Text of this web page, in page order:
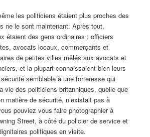
les politiciens étaient plus proches des
ne le sont maintenant. Après tout,
étaient des gens ordinaires : officiers
avocats locaux, commerçants et
de petites villes mêlés aux avocats et
et la plupart connaissaient bien leurs
semblable à une forteresse qui
vie des politiciens britanniques, quelle que
matière de sécurité, n’existait pas à
pouviez vous faire photographier à
Street, à côté du policier de service et
politiques en visite.